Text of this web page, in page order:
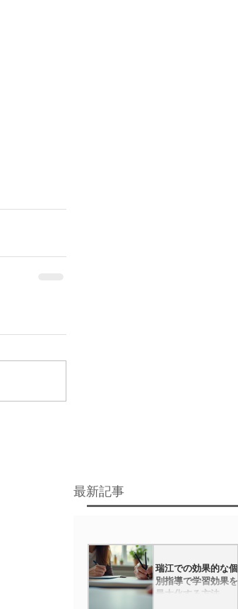
最新記事
瑞江での効果的な個
別指導で学習効果を
最大化する方法